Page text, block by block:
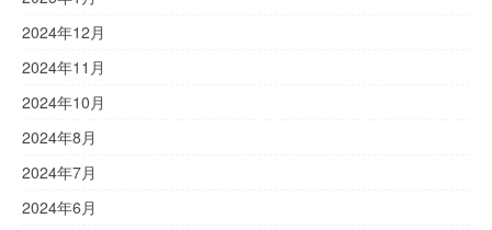
2024年12月
2024年11月
2024年10月
2024年8月
2024年7月
2024年6月